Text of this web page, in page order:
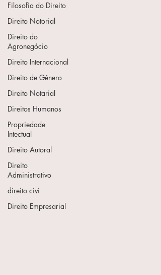
Filosofia do Direito
Direito Notorial
Direito do
Agronegócio
Direito Internacional
Direito de Gênero
Direito Notarial
Direitos Humanos
Propriedade
Intectual
Direito Autoral
Direito
Administrativo
direito civi
Direito Empresarial